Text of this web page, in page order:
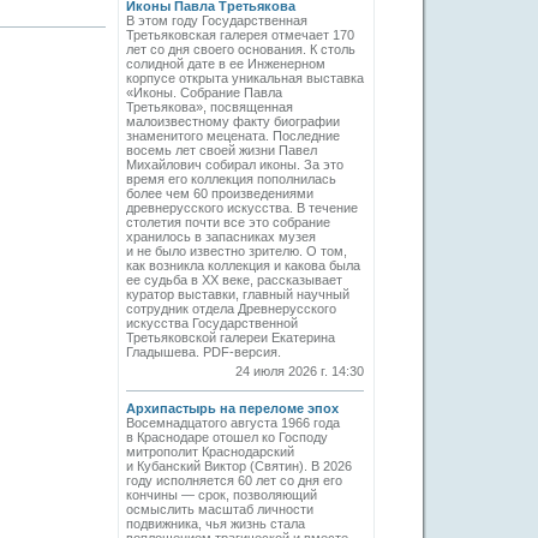
Иконы Павла Третьякова
В этом году Государственная
Третьяковская галерея отмечает 170
лет со дня своего основания. К столь
солидной дате в ее Инженерном
корпусе открыта уникальная выставка
«Иконы. Собрание Павла
Третьякова», посвященная
малоизвестному факту биографии
знаменитого мецената. Последние
восемь лет своей жизни Павел
Михайлович собирал иконы. За это
время его коллекция пополнилась
более чем 60 произведениями
древнерусского искусства. В течение
столетия почти все это собрание
хранилось в запасниках музея
и не было известно зрителю. О том,
как возникла коллекция и какова была
ее судьба в ХХ веке, рассказывает
куратор выставки, главный научный
сотрудник отдела Древнерусского
искусства Государственной
Третьяковской галереи Екатерина
Гладышева. PDF-версия.
24 июля 2026 г. 14:30
Архипастырь на переломе эпох
Восемнадцатого августа 1966 года
в Краснодаре отошел ко Господу
митрополит Краснодарский
и Кубанский Виктор (Святин). В 2026
году исполняется 60 лет со дня его
кончины — срок, позволяющий
осмыслить масштаб личности
подвижника, чья жизнь стала